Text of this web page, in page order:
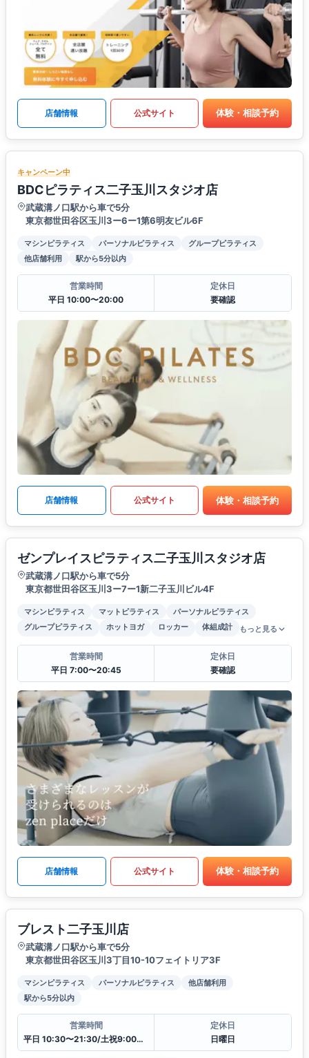
店舗情報 公式サイト 体験・相談予約
キャンペーン中
BDCピラティス二子玉川スタジオ店
武蔵溝ノ口駅から車で5分
東京都世田谷区玉川3ー6ー1第6明友ビル6F
マシンピラティス パーソナルピラティス
グループピラティス
他店舗利用
駅から5分以内
営業時間
平日 10:00〜20:00
定休日
要確認
店舗情報 公式サイト 体験・相談予約
ゼンプレイスピラティス二子玉川スタジオ店
武蔵溝ノ口駅から車で5分
東京都世田谷区玉川3ー7ー1新二子玉川ビル4F
マシンピラティス マットピラティス
パーソナルピラティス
グループピラティス
ホットヨガ ロッカー 体組成計 もっと見る
営業時間
平日 7:00〜20:45
定休日
要確認
店舗情報 公式サイト 体験・相談予約
ブレスト二子玉川店
武蔵溝ノ口駅から車で5分
東京都世田谷区玉川3丁目10-10フェイトリア3F
マシンピラティス パーソナルピラティス
他店舗利用
駅から5分以内
営業時間
平日 10:30〜21:30/土祝9:00〜20:00
定休日
日曜日